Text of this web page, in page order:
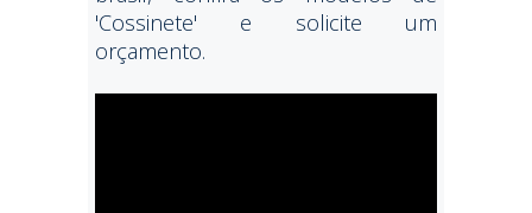
'Cossinete' e solicite um
orçamento.